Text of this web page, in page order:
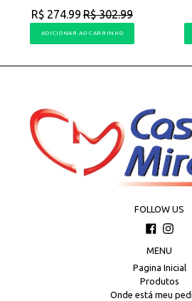
R$ 274.99 R$ 302.99
ADICIONAR AO CARRINHO
FOLLOW US
Facebook
MENU
Pagina Inicial
Produtos
Onde está meu